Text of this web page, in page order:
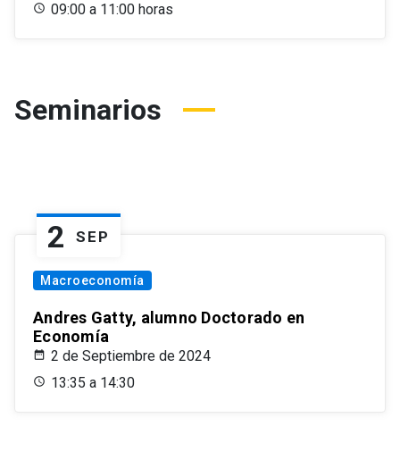
09:00 a 11:00 horas
Seminarios
2 SEP
Macroeconomía
Andres Gatty, alumno Doctorado en
Economía
2 de Septiembre de 2024
13:35 a 14:30